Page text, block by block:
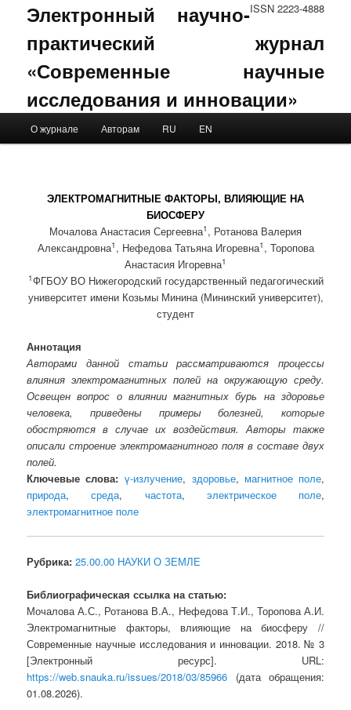
ISSN 2223-4888
Электронный научно-
практический журнал
«Современные научные
исследования и инновации»
Skip to primary content
Skip to secondary content
О журнале Авторам RU EN
ЭЛЕКТРОМАГНИТНЫЕ ФАКТОРЫ, ВЛИЯЮЩИЕ НА
БИОСФЕРУ
Мочалова Анастасия Сергеевна1 , Ротанова Валерия
Александровна1 , Нефедова Татьяна Игоревна1 , Торопова
Анастасия Игоревна1
1ФГБОУ ВО Нижегородский государственный педагогический
университет имени Козьмы Минина (Мининский университет),
студент
Аннотация
Авторами данной статьи рассматриваются процессы
влияния электромагнитных полей на окружающую среду.
Освещен вопрос о влиянии магнитных бурь на здоровье
человека, приведены примеры болезней, которые
обостряются в случае их воздействия. Авторы также
описали строение электромагнитного поля в составе двух
полей.
Ключевые слова: γ-излучение, здоровье, магнитное поле,
природа,среда, частота, электрическое поле,
электромагнитное поле
Рубрика: 25.00.00 НАУКИ О ЗЕМЛЕ
Библиографическая ссылка на статью:
Мочалова А.С., Ротанова В.А., Нефедова Т.И., Торопова А.И.
Электромагнитные факторы, влияющие на биосферу //
Современные научные исследования и инновации. 2018. № 3
[Электронный ресурс]. URL:
https://web.snauka.ru/issues/2018/03/85966 (дата обращения:
01.08.2026).